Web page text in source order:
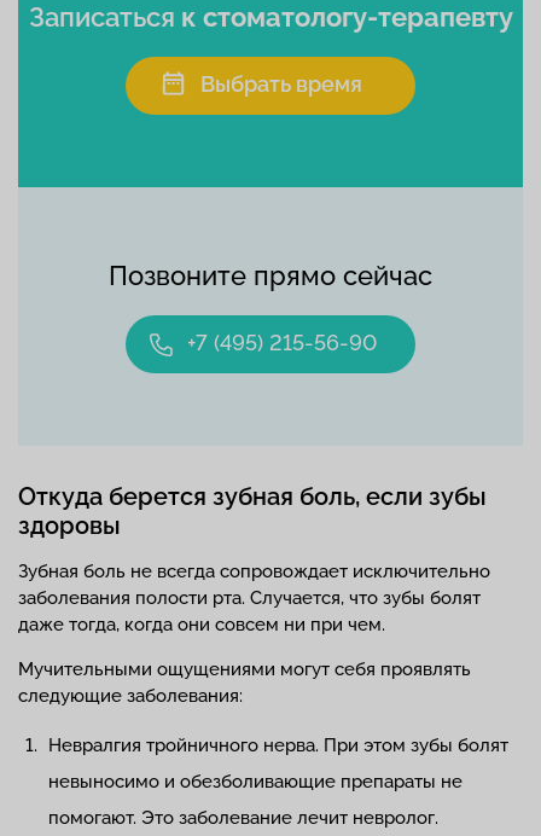
Позвоните прямо сейчас
+7 (495) 215-56-90
Записаться к стоматологу-терапевту
Выбрать время
Откуда берется зубная боль, если зубы
здоровы
Зубная боль не всегда сопровождает исключительно
заболевания полости рта. Случается, что зубы болят
даже тогда, когда они совсем ни при чем.
Мучительными ощущениями могут себя проявлять
следующие заболевания:
Невралгия тройничного нерва. При этом зубы болят
невыносимо и обезболивающие препараты не
помогают. Это заболевание лечит невролог.